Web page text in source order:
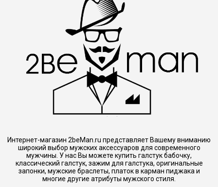
Интернет-магазин 2beMan.ru представляет Вашему вниманию
широкий выбор мужских аксессуаров для современного
мужчины. У нас Вы можете купить галстук бабочку,
классический галстук, зажим для галстука, оригинальные
запонки, мужские браслеты, платок в карман пиджака и
многие другие атрибуты мужского стиля.